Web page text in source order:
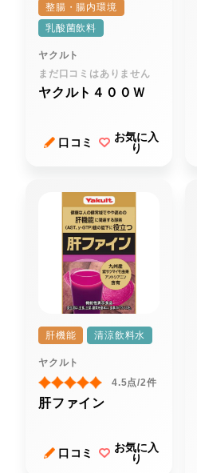
整腸・腸内環境
乳酸菌飲料
ヤクルト
まだ口コミはありません
ヤクルト４００Ｗ
口コミ
お気に入
り
肝機能 清涼飲料水
ヤクルト
4.5点/2件
肝ファイン
口コミ
お気に入
り